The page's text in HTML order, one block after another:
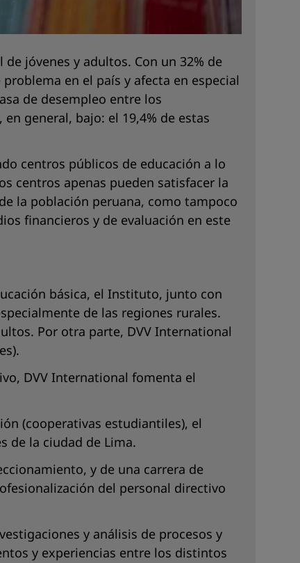
jóvenes y adultos. Con un 32% de
en el país y afecta en especial
de desempleo entre los
general, bajo: el 19,4% de estas
centros públicos de educación a lo
centros apenas pueden satisfacer la
la población peruana, como tampoco
financieros y de evaluación en este
básica, el Instituto, junto con
de las regiones rurales.
Por otra parte, DVV International
DVV International fomenta el
(cooperativas estudiantiles), el
de la ciudad de Lima.
y de una carrera de
del personal directivo
y análisis de procesos y
y experiencias entre los distintos